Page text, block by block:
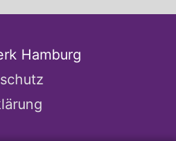
Hamburg